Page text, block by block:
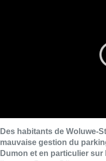
Ce parking devait être
place Dumon. Le chantier
disparaître d’ici le mois
partagé par les
ferait partie d’un accord
Pierre, une forme de solution
suppression du
■ Un reportage deMaria